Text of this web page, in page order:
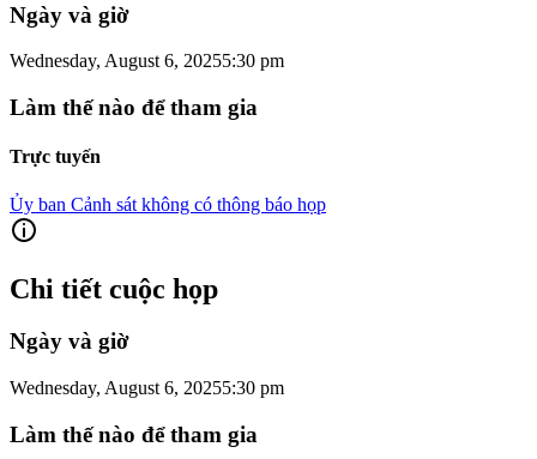
Ngày và giờ
Wednesday, August 6, 20255:30 pm
Làm thế nào để tham gia
Trực tuyến
Ủy ban Cảnh sát không có thông báo họp
Chi tiết cuộc họp
Ngày và giờ
Wednesday, August 6, 20255:30 pm
Làm thế nào để tham gia